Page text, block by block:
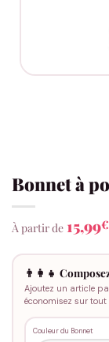
Bonnet à
À partir de 15,99€
👨‍👩‍👧
Ajoutez un article
économisez sur tout
Couleur du Bonnet